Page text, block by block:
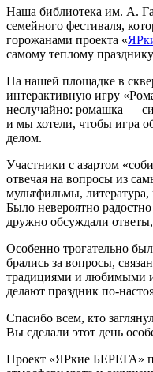
Наша библиотека им. А.
семейного фестиваля,
горожанами проекта «
самому теплому
На нашей площадке в
интерактивную игру
неслучайно: ромашка —
и мы хотели, чтобы игра
делом.
Участники с азартом
отвечая на вопросы из
мультфильмы, литература,
Было невероятно
дружно обсуждали
Особенно трогательно
брались за вопросы,
традициями и любимыми
делают праздник по-
Спасибо всем, кто
Вы сделали этот день
Проект «ЯРкие БЕРЕГА»